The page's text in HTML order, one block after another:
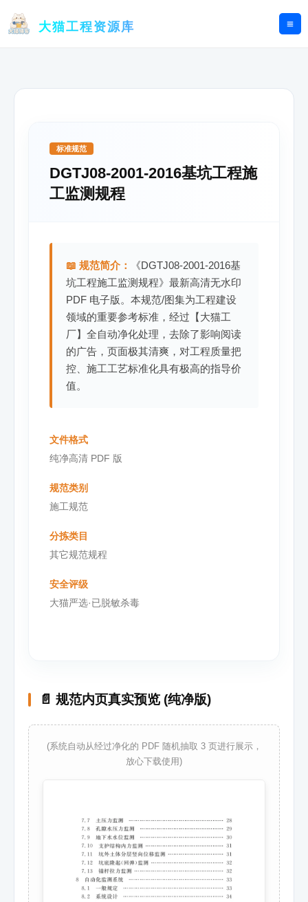
大猫工程资源库
标准规范
DGTJ08-2001-2016基坑工程施
工监测规程
📖 规范简介：
《DGTJ08-2001-2016基
坑工程施工监测规程》最新高清无水印
PDF 电子版。本规范/图集为工程建设
领域的重要参考标准，经过【大猫工
厂】全自动净化处理，去除了影响阅读
的广告，页面极其清爽，对工程质量把
控、施工工艺标准化具有极高的指导价
值。
文件格式
纯净高清 PDF 版
规范类别
施工规范
分拣类目
其它规范规程
安全评级
大猫严选·已脱敏杀毒
📄 规范内页真实预览 (纯净版)
(系统自动从经过净化的 PDF 随机抽取 3 页进行展示，
放心下载使用)